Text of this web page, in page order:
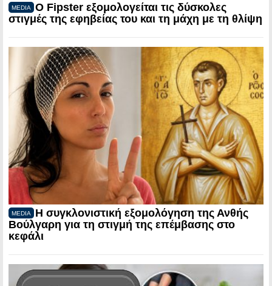
MEDIA
Ο Fipster εξομολογείται τις δύσκολες
στιγμές της εφηβείας του και τη μάχη με τη θλίψη
MEDIA
Η συγκλονιστική εξομολόγηση της Ανθής
Βούλγαρη για τη στιγμή της επέμβασης στο
κεφάλι